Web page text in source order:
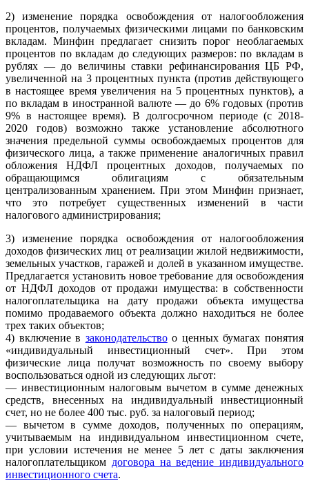
2) изменение порядка освобождения от налогообложения
процентов, получаемых физическими лицами по банковским
вкладам. Минфин предлагает снизить порог необлагаемых
процентов по вкладам до следующих размеров: по вкладам в
рублях — до величины ставки рефинансирования ЦБ РФ,
увеличенной на 3 процентных пункта (против действующего
в настоящее время увеличения на 5 процентных пунктов), а
по вкладам в иностранной валюте — до 6% годовых (против
9% в настоящее время). В долгосрочном периоде (с 2018-
2020 годов) возможно также установление абсолютного
значения предельной суммы освобождаемых процентов для
физического лица, а также применение аналогичных правил
обложения НДФЛ процентных доходов, получаемых по
обращающимся облигациям с обязательным
централизованным хранением. При этом Минфин признает,
что это потребует существенных изменений в части
налогового администрирования;
3) изменение порядка освобождения от налогообложения
доходов физических лиц от реализации жилой недвижимости,
земельных участков, гаражей и долей в указанном имуществе.
Предлагается установить новое требование для освобождения
от НДФЛ доходов от продажи имущества: в собственности
налогоплательщика на дату продажи объекта имущества
помимо продаваемого объекта должно находиться не более
трех таких объектов;
4) включение в законодательствоо ценных бумагах понятия
«индивидуальный инвестиционный счет». При этом
физические лица получат возможность по своему выбору
воспользоваться одной из следующих льгот:
— инвестиционным налоговым вычетом в сумме денежных
средств, внесенных на индивидуальный инвестиционный
счет, но не более 400 тыс. руб. за налоговый период;
— вычетом в сумме доходов, полученных по операциям,
учитываемым на индивидуальном инвестиционном счете,
при условии истечения не менее 5 лет с даты заключения
налогоплательщиком договора на ведение индивидуального
инвестиционного счета.